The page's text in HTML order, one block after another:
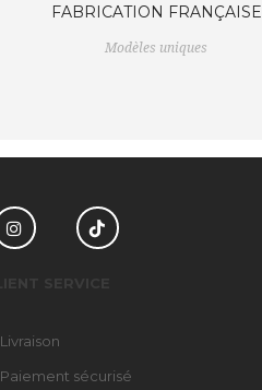
FABRICATION FRANÇAISE
Modèles uniques
Livraison
Paiement sécurisé